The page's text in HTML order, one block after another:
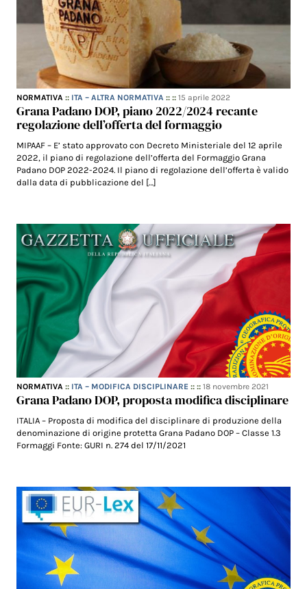
NORMATIVA :: ITA – ALTRA NORMATIVA :: ::15 aprile 2022
Grana Padano DOP, piano 2022/2024 recante
regolazione dell’offerta del formaggio
MIPAAF – E’ stato approvato con Decreto Ministeriale del 12 aprile
2022, il piano di regolazione dell’offerta del Formaggio Grana
Padano DOP 2022-2024. Il piano di regolazione dell’offerta è valido
dalla data di pubblicazione del […]
NORMATIVA :: ITA – MODIFICA DISCIPLINARE :: ::18 novembre 2021
Grana Padano DOP, proposta modifica disciplinare
ITALIA – Proposta di modifica del disciplinare di produzione della
denominazione di origine protetta Grana Padano DOP – Classe 1.3
Formaggi Fonte: GURI n. 274 del 17/11/2021